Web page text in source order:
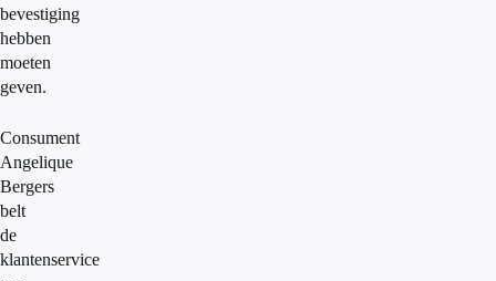
bevestiging
hebben
moeten
geven.
Consument
Angelique
Bergers
belt
de
klantenservice